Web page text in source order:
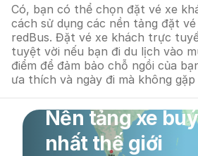
Có, bạn có thể chọn đặt vé xe
cách sử dụng các nền tảng đặt
redBus. Đặt vé xe khách trực
tuyệt vời nếu bạn đi du lịch vào
điểm để đảm bảo chỗ ngồi của
ưa thích và ngày đi mà không
Nền tảng xe
nhất thế giới